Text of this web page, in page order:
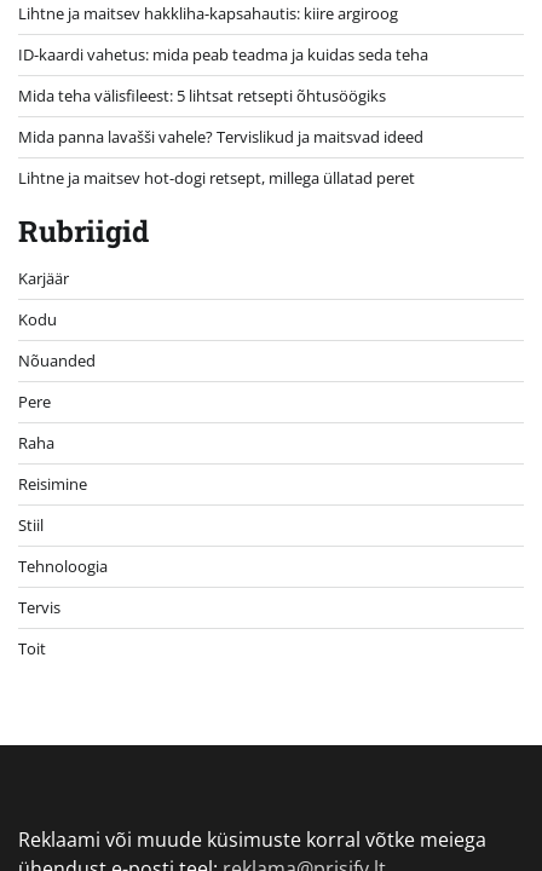
Lihtne ja maitsev hakkliha-kapsahautis: kiire argiroog
ID-kaardi vahetus: mida peab teadma ja kuidas seda teha
Mida teha välisfileest: 5 lihtsat retsepti õhtusöögiks
Mida panna lavašši vahele? Tervislikud ja maitsvad ideed
Lihtne ja maitsev hot-dogi retsept, millega üllatad peret
Rubriigid
Karjäär
Kodu
Nõuanded
Pere
Raha
Reisimine
Stiil
Tehnoloogia
Tervis
Toit
Reklaami või muude küsimuste korral võtke meiega